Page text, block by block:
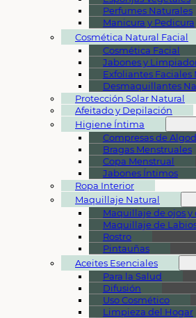
Perfumes Naturales
Manicura y Pedicura
Cosmética Natural Facial
Cosmética Facial
Jabones y
Exfoliantes Faciales
Desmaquillantes
Protección Solar Natural
Afeitado y Depilación
Higiene Íntima
Compresas de
Bragas Menstruales
Copa Menstrual
Jabones Íntimos
Ropa Interior
Maquillaje Natural
Maquillaje de ojos y
Maquillaje de
Rostro
Pintauñas
Aceites Esenciales
Para la Salud
Difusión
Uso Cosmético
Limpieza del Hogar